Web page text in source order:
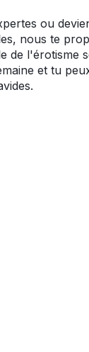
ou
nous te
de l'érotisme
et tu